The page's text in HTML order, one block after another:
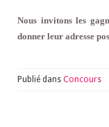
Nous invitons les
donner leur adresse
Publié dans Concours